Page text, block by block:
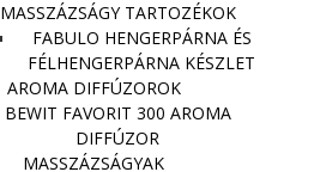
MASSZÁZSÁGY TARTOZÉKOK
FABULO HENGERPÁRNA ÉS
FÉLHENGERPÁRNA KÉSZLET
AROMA DIFFÚZOROK
BEWIT FAVORIT 300 AROMA
DIFFÚZOR
MASSZÁZSÁGYAK